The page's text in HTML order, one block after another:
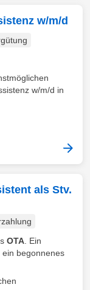
w/m/d
w/m/d in
als Stv.
OTA . Ein
begonnenes